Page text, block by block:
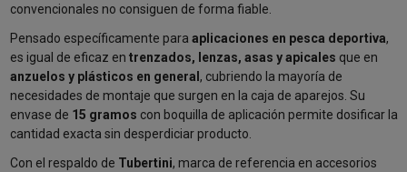
convencionales no consiguen de forma fiable.
Pensado específicamente para aplicaciones en pesca deportiva,
es igual de eficaz en trenzados, lenzas, asas y apicales que en
anzuelos y plásticos en general , cubriendo la mayoría de
necesidades de montaje que surgen en la caja de aparejos. Su
envase de 15 gramos con boquilla de aplicación permite dosificar la
cantidad exacta sin desperdiciar producto.
Con el respaldo de Tubertini, marca de referencia en accesorios